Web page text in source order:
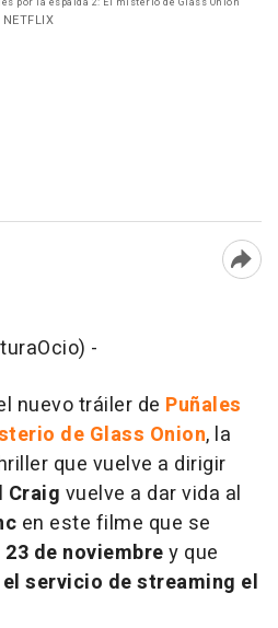
NETFLIX
-
nuevo tráiler de Puñales
de Glass Onion, la
que vuelve a dirigir
Craig vuelve a dar vida al
en este filme que se
23 de noviembrey que
servicio de streaming el